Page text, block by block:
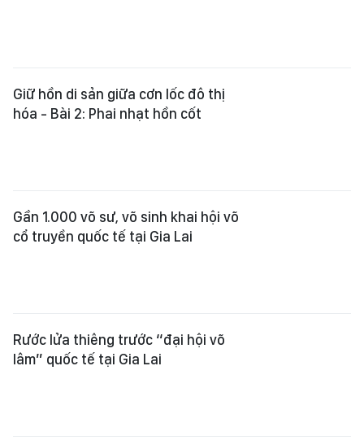
Giữ hồn di sản giữa cơn lốc đô thị
hóa - Bài 2: Phai nhạt hồn cốt
Gần 1.000 võ sư, võ sinh khai hội võ
cổ truyền quốc tế tại Gia Lai
Rước lửa thiêng trước “đại hội võ
lâm” quốc tế tại Gia Lai